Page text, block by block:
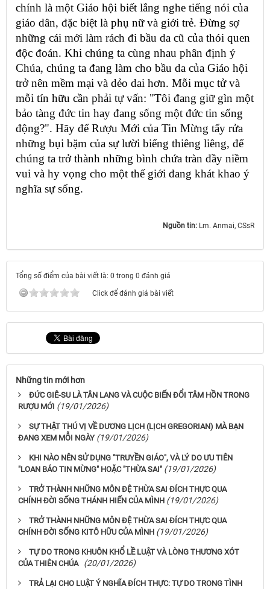
chính là một Giáo hội biết lắng nghe tiếng nói của
giáo dân, đặc biệt là phụ nữ và giới trẻ. Đừng sợ
những cái mới làm rách đi bầu da cũ của thói quen
độc đoán. Khi chúng ta cùng nhau phân định ý
Chúa, chúng ta đang làm cho bầu da của Giáo hội
trở nên mềm mại và dẻo dai hơn. Mỗi mục tử và
mỗi tín hữu cần phải tự vấn: "Tôi đang giữ gìn một
bảo tàng đức tin hay đang sống một đức tin sống
động?". Hãy để Rượu Mới của Tin Mừng tẩy rửa
những bụi bặm của sự lười biếng thiêng liêng, để
chúng ta trở thành những bình chứa tràn đầy niềm
vui và hy vọng cho một thế giới đang khát khao ý
nghĩa sự sống.
Nguồn tin: Lm. Anmai, CSsR
Tổng số điểm của bài viết là: 0 trong 0 đánh giá
Click để đánh giá bài viết
Những tin mới hơn
ĐỨC GIÊ-SU LÀ TÂN LANG VÀ CUỘC BIẾN ĐỔI TÂM HỒN TRONG
RƯỢU MỚI (19/01/2026)
SỰ THẬT THÚ VỊ VỀ DƯƠNG LỊCH (LỊCH GREGORIAN) MÀ BẠN
ĐANG XEM MỖI NGÀY (19/01/2026)
KHI NÀO NÊN SỬ DỤNG "TRUYỀN GIÁO", VÀ LÝ DO ƯU TIÊN
"LOAN BÁO TIN MỪNG" HOẶC "THỪA SAI" (19/01/2026)
TRỞ THÀNH NHỮNG MÔN ĐỆ THỪA SAI ĐÍCH THỰC QUA
CHÍNH ĐỜI SỐNG THÁNH HIẾN CỦA MÌNH (19/01/2026)
TRỞ THÀNH NHỮNG MÔN ĐỆ THỪA SAI ĐÍCH THỰC QUA
CHÍNH ĐỜI SỐNG KITÔ HỮU CỦA MÌNH (19/01/2026)
TỰ DO TRONG KHUÔN KHỔ LỀ LUẬT VÀ LÒNG THƯƠNG XÓT
CỦA THIÊN CHÚA (20/01/2026)
TRẢ LẠI CHO LUẬT Ý NGHĨA ĐÍCH THỰC: TỰ DO TRONG TÌNH